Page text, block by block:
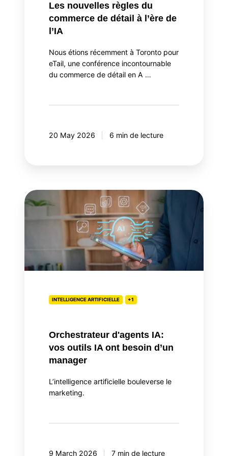
Les nouvelles règles du
commerce de détail à l’ère de
l’IA
Nous étions récemment à Toronto pour
eTail, une conférence incontournable
du commerce de détail en A …
20 May 2026 6 min de lecture
Orchestrateur
d'agents
ont
INTELLIGENCE ARTIFICIELLE +1
Orchestrateur d'agents IA:
vos outils IA ont besoin d’un
manager
L’intelligence artificielle bouleverse le
marketing.
9 March 2026 7 min de lecture